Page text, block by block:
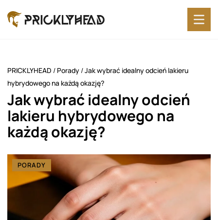
PRICKLYHEAD / Porady /Jak wybrać idealny odcień lakieru
hybrydowego na każdą okazję?
Jak wybrać idealny odcień
lakieru hybrydowego na
każdą okazję?
PORADY